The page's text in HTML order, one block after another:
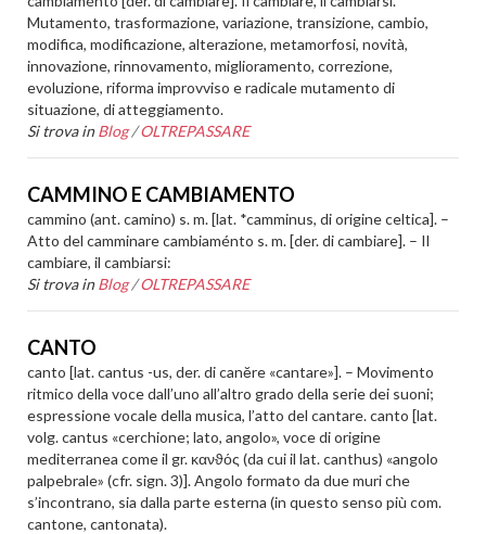
Mutamento, trasformazione, variazione, transizione, cambio,
modifica, modificazione, alterazione, metamorfosi, novità,
innovazione, rinnovamento, miglioramento, correzione,
evoluzione, riforma improvviso e radicale mutamento di
situazione, di atteggiamento.
Si trova in Blog /OLTREPASSARE
CAMMINO E CAMBIAMENTO
cammino (ant. camino) s. m. [lat. *camminus, di origine celtica]. –
Atto del camminare cambiaménto s. m. [der. di cambiare]. – Il
cambiare, il cambiarsi:
Si trova in Blog /OLTREPASSARE
CANTO
canto [lat. cantus -us, der. di canĕre «cantare»]. – Movimento
ritmico della voce dall’uno all’altro grado della serie dei suoni;
espressione vocale della musica, l’atto del cantare. canto [lat.
volg. cantus «cerchione; lato, angolo», voce di origine
mediterranea come il gr. κανϑός (da cui il lat. canthus) «angolo
palpebrale» (cfr. sign. 3)]. Angolo formato da due muri che
s’incontrano, sia dalla parte esterna (in questo senso più com.
cantone, cantonata).